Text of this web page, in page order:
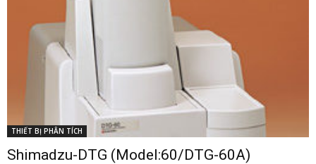
THIẾT BỊ PHÂN TÍCH
Shimadzu-DTG (Model:60/DTG-60A)